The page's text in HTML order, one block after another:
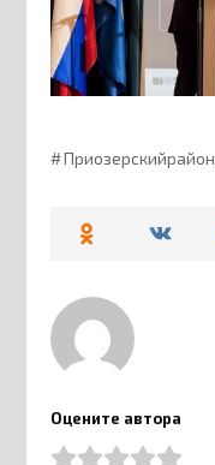
Приозерскийрайон
Оцените автора